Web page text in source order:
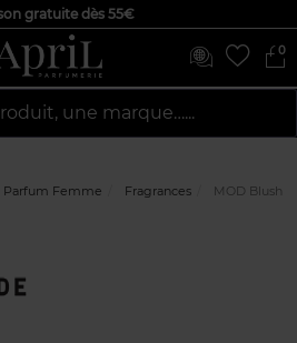
gratuite dès 55€
0
une marque…...
Parfum Femme Fragrances MOD Blush